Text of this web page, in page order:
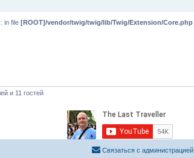
: in file [ROOT]/vendor/twig/twig/lib/Twig/Extension/Core.php
и 11 гостей
Связаться с администрацией